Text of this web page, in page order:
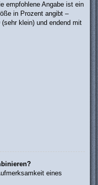
empfohlene Angabe ist ein
in Prozent angibt –
klein) und endend mit
eines